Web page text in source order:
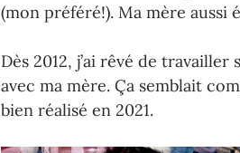
(mon préféré!). Ma mère aussi
Dès 2012, j’ai rêvé de
avec ma mère. Ça semblait
bien réalisé en 2021.